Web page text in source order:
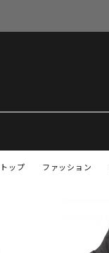
トップ ファッション